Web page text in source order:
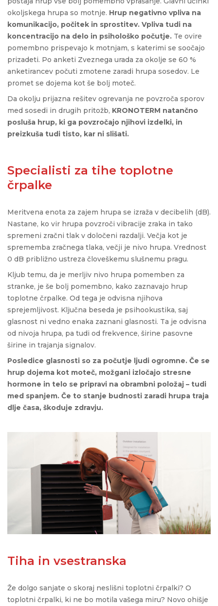
okoljskega hrupa so motnje. Hrup negativno vpliva na
komunikacijo, počitek in sprostitev. Vpliva tudi na
koncentracijo na delo in psihološko počutje. Te ovire
pomembno prispevajo k motnjam, s katerimi se soočajo
prizadeti. Po anketi Zveznega urada za okolje se 60 %
anketirancev počuti zmotene zaradi hrupa sosedov. Le
promet se dojema kot še bolj moteč.
Da okolju prijazna rešitev ogrevanja ne povzroča sporov
med sosedi in drugih pritožb, KRONOTERM natančno
posluša hrup, ki ga povzročajo njihovi izdelki, in
preizkuša tudi tisto, kar ni slišati.
Specialisti za tihe toplotne
črpalke
Meritvena enota za zajem hrupa se izraža v decibelih (dB).
Nastane, ko vir hrupa povzroči vibracije zraka in tako
spremeni zračni tlak v določeni razdalji. Večja kot je
sprememba zračnega tlaka, večji je nivo hrupa. Vrednost
0 dB približno ustreza človeškemu slušnemu pragu.
Kljub temu, da je merljiv nivo hrupa pomemben za
stranke, je še bolj pomembno, kako zaznavajo hrup
toplotne črpalke. Od tega je odvisna njihova
sprejemljivost. Ključna beseda je psihookustika, saj
glasnost ni vedno enaka zaznani glasnosti. Ta je odvisna
od nivoja hrupa, pa tudi od frekvence, širine pasovne
širine in trajanja signalov.
Posledice glasnosti so za počutje ljudi ogromne. Če se
hrup dojema kot moteč, možgani izločajo stresne
hormone in telo se pripravi na obrambni položaj – tudi
med spanjem. Če to stanje budnosti zaradi hrupa traja
dlje časa, škoduje zdravju.
Tiha in vsestranska
Že dolgo sanjate o skoraj neslišni toplotni črpalki? O
toplotni črpalki, ki ne bo motila vašega miru? Novo ohišje